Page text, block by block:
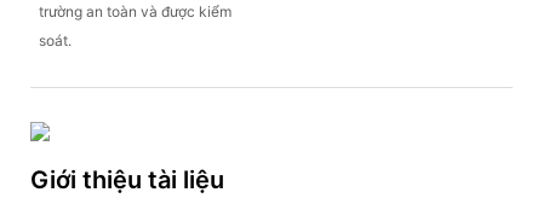
trường an toàn và được kiểm
soát.
Giới thiệu tài liệu